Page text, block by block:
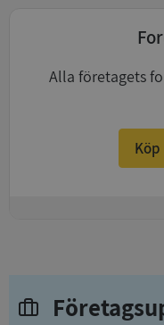
Alla företagets